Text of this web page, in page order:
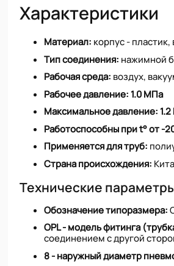
Характеристики
Материал: корпус -
Тип соединения: нажимной
Рабочая среда: воздух,
Рабочее давление: 1.0 МПа
Максимальное давление:
Работоспособны при t° от -
Применяется для труб:
Страна происхождения:
Технические
Обозначение типоразмера:
OPL - модель фитинга
соединением с другой
8 - наружный диаметр